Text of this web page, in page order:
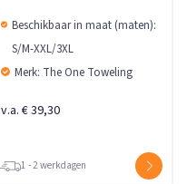
Beschikbaar in maat (maten):
S/M-XXL/3XL
Merk: The One Toweling
v.a. € 39,30
1 - 2 werkdagen